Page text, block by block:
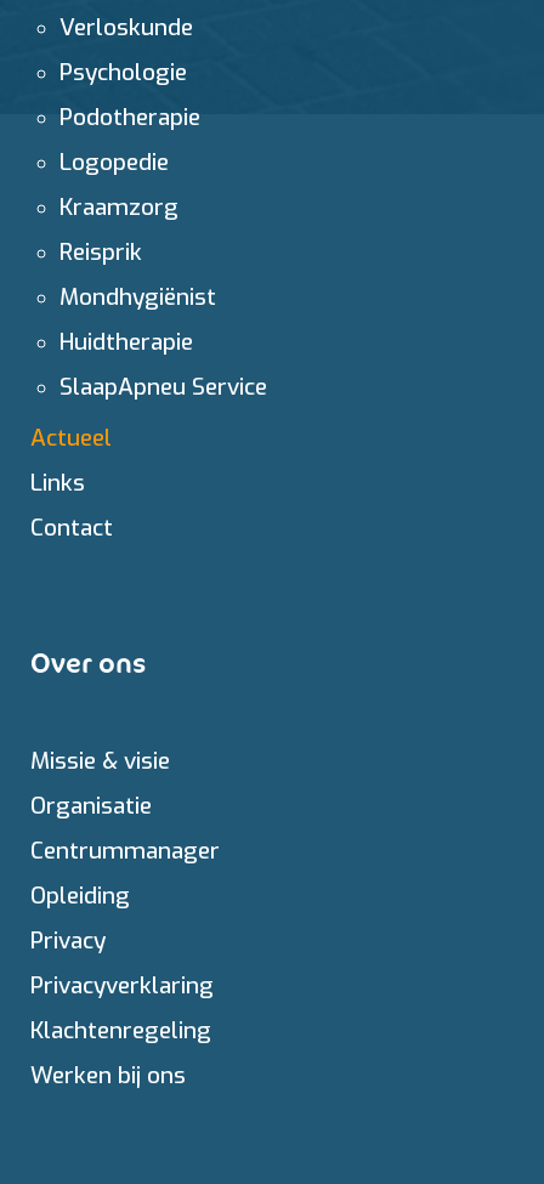
Verloskunde
Psychologie
Podotherapie
Logopedie
Kraamzorg
Reisprik
Mondhygiënist
Huidtherapie
SlaapApneu Service
Actueel
Links
Contact
Over ons
Missie & visie
Organisatie
Centrummanager
Opleiding
Privacy
Privacyverklaring
Klachtenregeling
Werken bij ons